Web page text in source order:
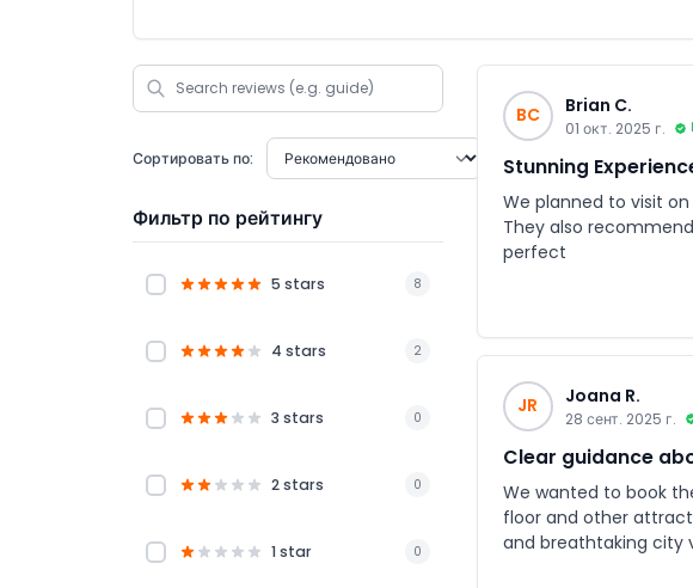
Сортировать по:
Фильтр по рейтингу
5 stars 8
4 stars 2
3 stars 0
2 stars 0
1 star 0
BC Brian C.
01 окт. 2025 г.
Stunning
We planned to visit
They also
perfect
JR Joana R.
28 сент. 2025 г.
Clear guidance
We wanted to book
floor and other
and breathtaking city